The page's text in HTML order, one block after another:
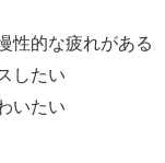
性的な疲れがある
したい
いたい